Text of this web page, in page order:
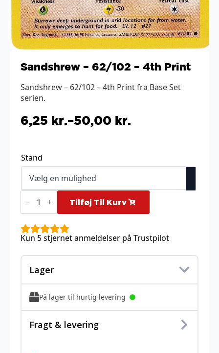
Sandshrew – 62/102 – 4th Print
Sandshrew – 62/102 – 4th Print fra Base Set
serien.
6,25 kr.–50,00 kr.
Prisinterval:
til
50,00 kr.
Stand
Sandshrew
-
4th
Print
antal
Tilføj Til Kurv
Kun 5 stjernet anmeldelser på Trustpilot
Lager
På lager til hurtig levering
Fragt & levering